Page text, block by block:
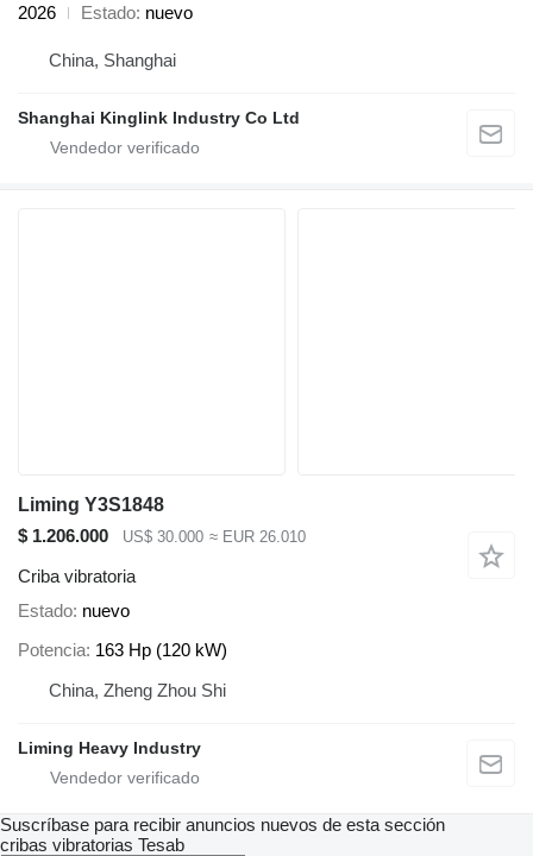
2026
Estado nuevo
China, Shanghai
Shanghai Kinglink Industry Co Ltd
Liming Y3S1848
$ 1.206.000
US$ 30.000 ≈ EUR 26.010
Criba vibratoria
Estado nuevo
Potencia 163 Hp (120 kW)
China, Zheng Zhou Shi
Liming Heavy Industry
Suscríbase para recibir anuncios nuevos de esta sección
cribas vibratorias Tesab